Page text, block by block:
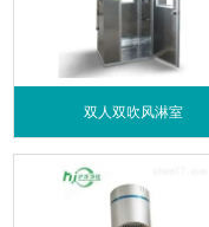
双人双吹风淋室